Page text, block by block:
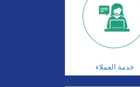
خدمة العملاء